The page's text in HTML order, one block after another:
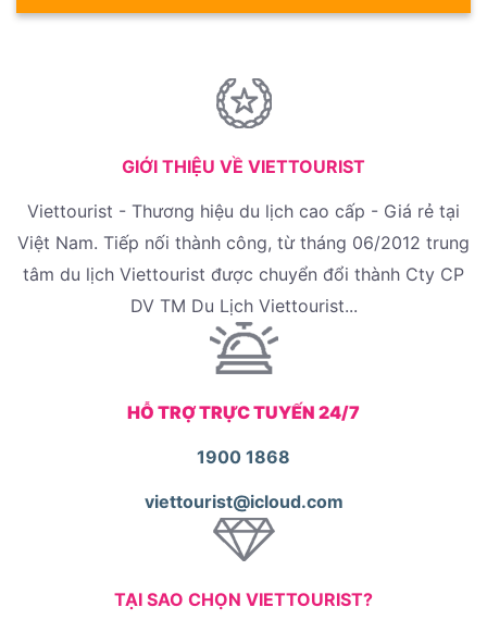
GIỚI THIỆU VỀ VIETTOURIST
Viettourist - Thương hiệu du lịch cao cấp - Giá rẻ tại
Việt Nam. Tiếp nối thành công, từ tháng 06/2012 trung
tâm du lịch Viettourist được chuyển đổi thành Cty CP
DV TM Du Lịch Viettourist...
HỖ TRỢ TRỰC TUYẾN 24/7
1900 1868
viettourist@icloud.com
TẠI SAO CHỌN VIETTOURIST?